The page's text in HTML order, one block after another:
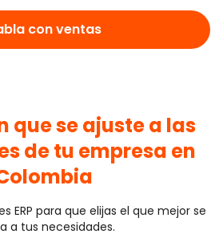
con ventas
que se ajuste a las
de tu empresa en
ERP para que elijas el que mejor se
a tus necesidades.